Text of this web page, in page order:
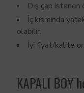
Dış çap
İç kısmında
olabilir.
İyi fiyat/kalite
KAPALI BOY